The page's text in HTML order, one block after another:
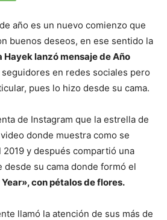
año es un nuevo comienzo que
buenos deseos, en ese sentido la
Hayek lanzó mensaje de Año
en redes sociales pero
pues lo hizo desde su cama.
de Instagram que la estrella de
donde muestra como se
y después compartió una
desde su cama donde formó el
con pétalos de flores.
llamó la atención de sus más de